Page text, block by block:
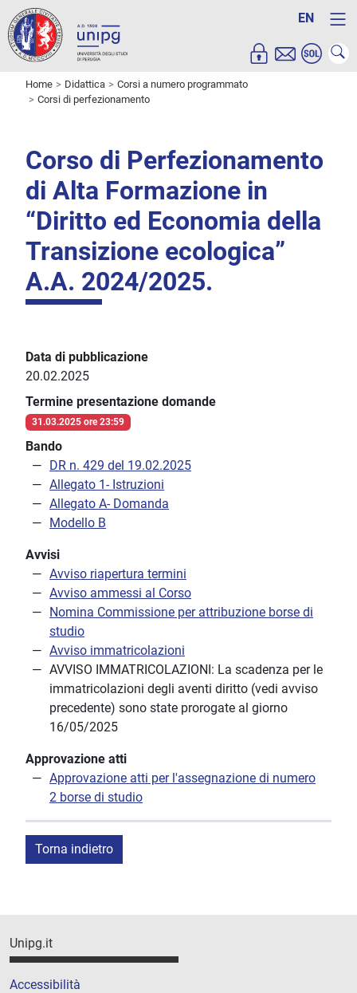
EN
Home Didattica
Corsi a numero programmato
Corsi di perfezionamento
Corso di Perfezionamento
di Alta Formazione in
“Diritto ed Economia della
Transizione ecologica”
A.A. 2024/2025.
Data di pubblicazione
20.02.2025
Termine presentazione domande
31.03.2025 ore 23:59
Bando
DR n. 429 del 19.02.2025
Allegato 1- Istruzioni
Allegato A- Domanda
Modello B
Avvisi
Avviso riapertura termini
Avviso ammessi al Corso
Nomina Commissione per attribuzione borse di
studio
Avviso immatricolazioni
AVVISO IMMATRICOLAZIONI: La scadenza per le
immatricolazioni degli aventi diritto (vedi avviso
precedente) sono state prorogate al giorno
16/05/2025
Approvazione atti
Approvazione atti per l'assegnazione di numero
2 borse di studio
Torna indietro
Unipg.it
Accessibilità